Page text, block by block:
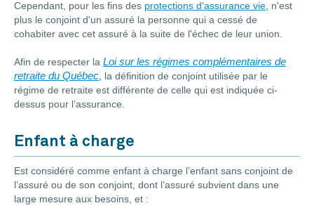
Cependant, pour les fins des protections d'assurance vie , n'est
plus le conjoint d'un assuré la personne qui a cessé de
cohabiter avec cet assuré à la suite de l'échec de leur union.
Afin de respecter la Loi sur les régimes complémentaires de
retraite du Québec , la définition de conjoint utilisée par le
régime de retraite est différente de celle qui est indiquée ci-
dessus pour l’assurance.
Enfant à charge
Est considéré comme enfant à charge l’enfant sans conjoint de
l’assuré ou de son conjoint, dont l’assuré subvient dans une
large mesure aux besoins, et :